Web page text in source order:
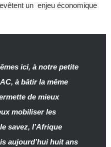
un enjeu économique
ici, à notre petite
à bâtir la même
de mieux
mobiliser les
savez, l’Afrique
aujourd’hui huit ans